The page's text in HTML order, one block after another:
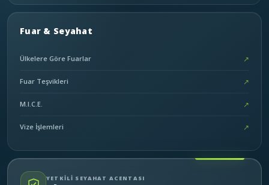
Fuar & Seyahat
Ülkelere Göre Fuarlar ↗
Fuar Teşvikleri ↗
M.I.C.E. ↗
Vize İşlemleri ↗
YETKİLİ SEYAHAT ACENTASI